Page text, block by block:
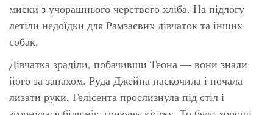
миски з учорашнього черствого хліба. На підлогу
летіли недоїдки для Рамзаєвих дівчаток та інших
собак.
Дівчатка зраділи, побачивши Теона — вони знали
його за запахом. Руда Джейна наскочила і почала
лизати руки, Гелісента прослизнула під стіл і